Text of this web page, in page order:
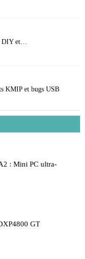
DIY et…
KMIP et bugs USB
: Mini PC ultra-
GT